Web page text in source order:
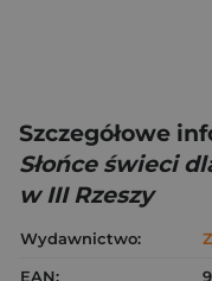
Szczegółowe
Słońce świeci
w III Rzeszy
Wydawnictwo:
EAN: